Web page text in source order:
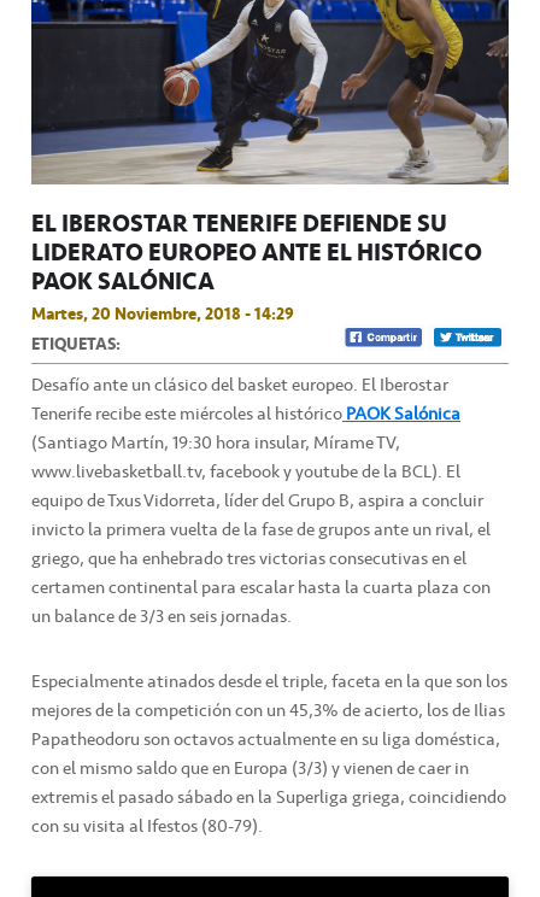
EL IBEROSTAR TENERIFE DEFIENDE SU
LIDERATO EUROPEO ANTE EL HISTÓRICO
PAOK SALÓNICA
Martes, 20 Noviembre, 2018 - 14:29
ETIQUETAS:
Desafío ante un clásico del basket europeo. El Iberostar
Tenerife recibe este miércoles al históricoPAOK Salónica
(Santiago Martín, 19:30 hora insular, Mírame TV,
www.livebasketball.tv, facebook y youtube de la BCL). El
equipo de Txus Vidorreta, líder del Grupo B, aspira a concluir
invicto la primera vuelta de la fase de grupos ante un rival, el
griego, que ha enhebrado tres victorias consecutivas en el
certamen continental para escalar hasta la cuarta plaza con
un balance de 3/3 en seis jornadas.
Especialmente atinados desde el triple, faceta en la que son los
mejores de la competición con un 45,3% de acierto, los de Ilias
Papatheodoru son octavos actualmente en su liga doméstica,
con el mismo saldo que en Europa (3/3) y vienen de caer in
extremis el pasado sábado en la Superliga griega, coincidiendo
con su visita al Ifestos (80-79).